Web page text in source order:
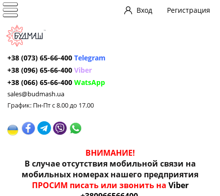
Вход Регистрация
+38 (073) 65-66-400 Telegram
+38 (096) 65-66-400 Viber
+38 (066) 65-66-400 WatsApp
sales@budmash.ua
График: Пн-Пт с 8.00 до 17.00
ВНИМАНИЕ!
В случае отсутствия мобильной связи на
мобильных номерах нашего предприятия
ПРОСИМ писать или звонить на Viber